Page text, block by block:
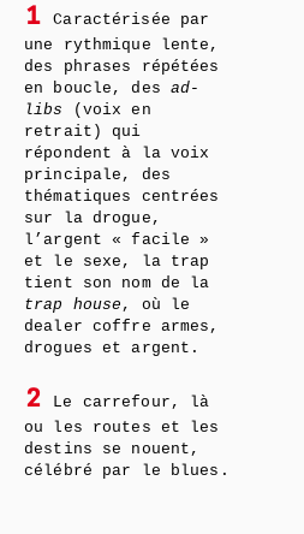
1
Caractérisée par
une rythmique lente,
des phrases répétées
en boucle, des ad-
libs
(voix en
retrait) qui
répondent à la voix
principale, des
thématiques centrées
sur la drogue,
l’argent « facile »
et le sexe, la trap
tient son nom de la
trap house , où le
dealer coffre armes,
drogues et argent.
2
Le carrefour, là
ou les routes et les
destins se nouent,
célébré par le blues.